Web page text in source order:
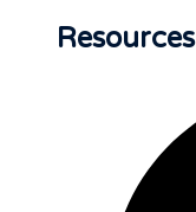
Resources